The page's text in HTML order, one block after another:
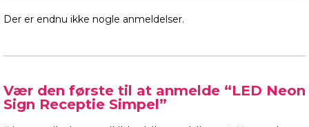
Der er endnu ikke nogle anmeldelser.
Vær den første til at anmelde “LED Neon
Sign Receptie Simpel”